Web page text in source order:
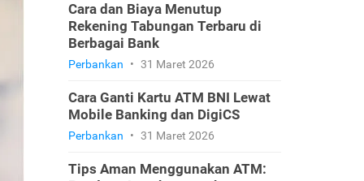
Cara dan Biaya Menutup
Rekening Tabungan Terbaru di
Berbagai Bank
Perbankan • 31 Maret 2026
Cara Ganti Kartu ATM BNI Lewat
Mobile Banking dan DigiCS
Perbankan • 31 Maret 2026
Tips Aman Menggunakan ATM: